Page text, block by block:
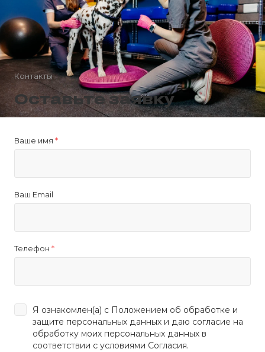
Контакты
Оставьте заявку
Ваше имя *
Ваш Email
Телефон *
Я ознакомлен(а) с Положением об обработке и
защите персональных данных и даю согласие на
обработку моих персональных данных в
соответствии с условиями Согласия.